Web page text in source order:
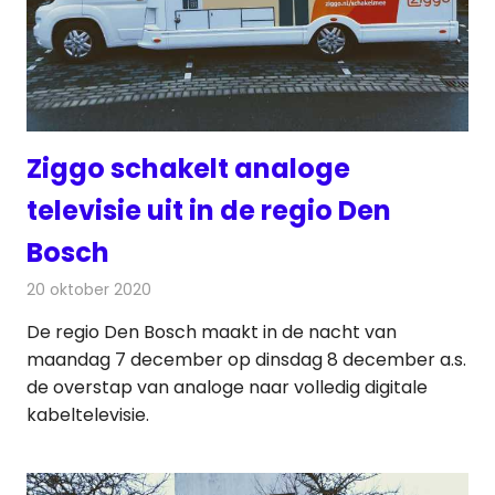
Ziggo schakelt analoge
televisie uit in de regio Den
Bosch
20 oktober 2020
De regio Den Bosch maakt in de nacht van
maandag 7 december op dinsdag 8 december a.s.
de overstap van analoge naar volledig digitale
kabeltelevisie.